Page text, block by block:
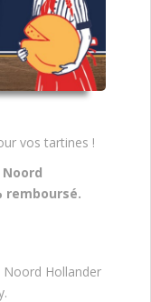
vos tartines !
Noord
remboursé.
Hollander